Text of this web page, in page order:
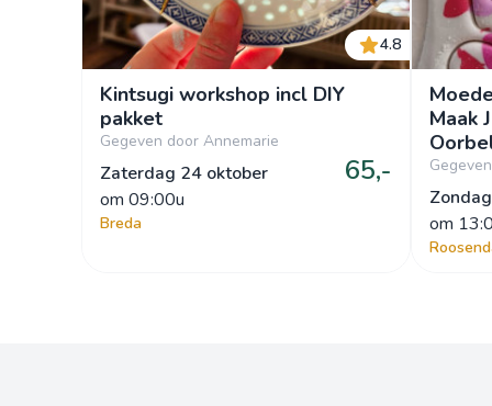
4.8
Kintsugi workshop incl DIY
pakket
Gegeven door Annemarie
Zaterdag 24 oktober
om 09:00u
65,-
Breda
Maak
om